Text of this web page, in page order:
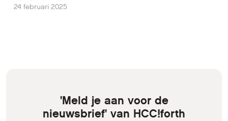
24 februari 2025
'Meld je aan voor de
nieuwsbrief' van HCC!forth